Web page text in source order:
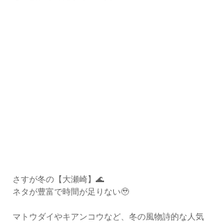
さすが冬の【大瀬崎】🌊
ネタが豊富で時間が足りない🥹
マトウダイやキアンコウなど、冬の風物詩的な人気